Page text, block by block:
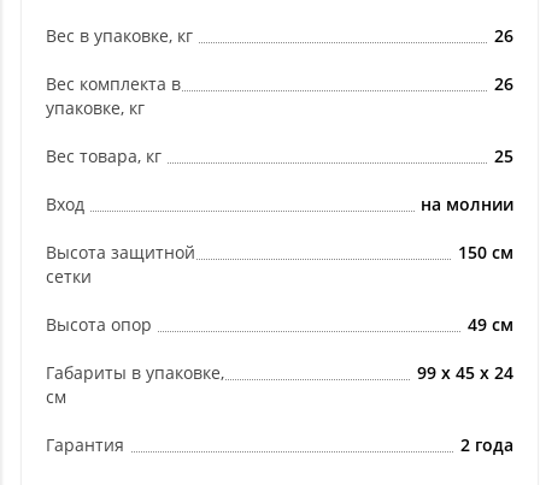
Вес в упаковке, кг 26
Вес комплекта в
упаковке, кг
26
Вес товара, кг 25
Вход на молнии
Высота защитной
сетки
150 см
Высота опор 49 см
Габариты в упаковке,
см
99 x 45 x 24
Гарантия 2 года